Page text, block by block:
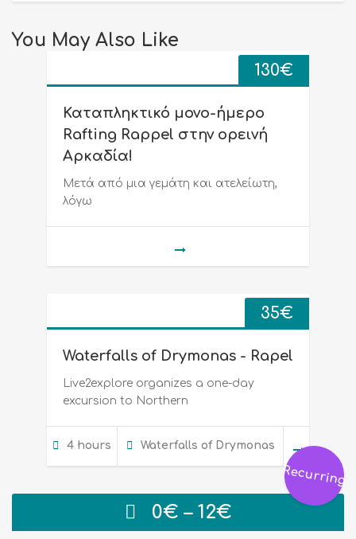
You May Also Like
130€
Καταπληκτικό μονο-ήμερο
Rafting Rappel στην ορεινή
Αρκαδία!
Μετά από μια γεμάτη και ατελείωτη,
λόγω
35€
Waterfalls of Drymonas - Rapel
Live2explore organizes a one-day
excursion to Northern
4 hours Waterfalls of Drymonas
0€ – 12€Price
range:
Recurring